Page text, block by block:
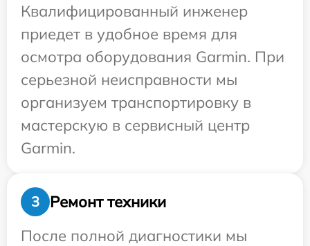
Квалифицированный инженер
приедет в удобное время для
осмотра оборудования Garmin. При
серьезной неисправности мы
организуем транспортировку в
мастерскую в сервисный центр
Garmin.
3
Ремонт техники
После полной диагностики мы